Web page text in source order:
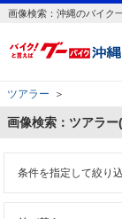
画像検索：沖縄のバイク
ツアラー ＞
画像検索：ツアラ
条件を指定して絞り